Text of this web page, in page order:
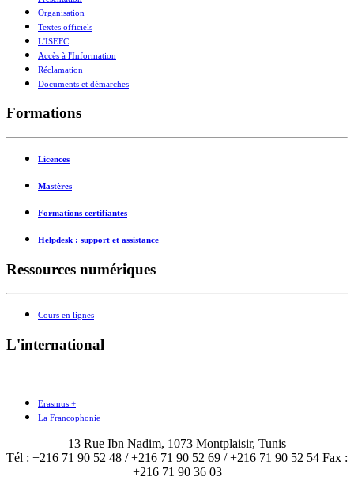
Organisation
Textes officiels
L'ISEFC
Accès à l'Information
Réclamation
Documents et démarches
Formations
Licences
Mastères
Formations certifiantes
Helpdesk : support et assistance
Ressources numériques
Cours en lignes
L'international
Erasmus +
La Francophonie
13 Rue Ibn Nadim, 1073 Montplaisir, Tunis
Tél : +216 71 90 52 48 / +216 71 90 52 69 / +216 71 90 52 54 Fax :
+216 71 90 36 03